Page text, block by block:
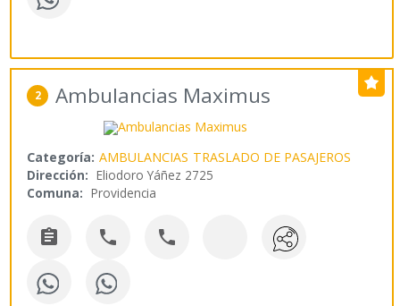
2 Ambulancias Maximus
Categoría: AMBULANCIAS TRASLADO DE PASAJEROS
Dirección: Eliodoro Yáñez 2725
Comuna: Providencia
  